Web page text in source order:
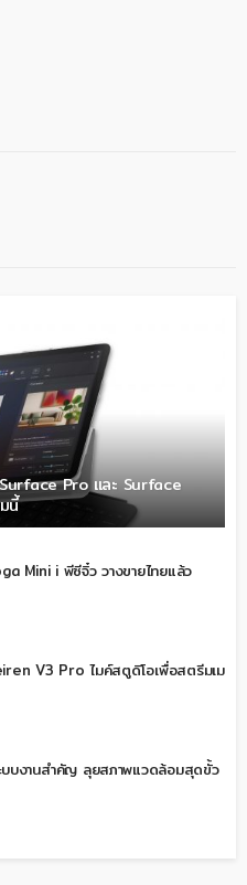
Pro และ Surface
นี้
Mini i พีซีจิ๋ว วางขายไทยแล้ว
V3 Pro ไมค์สตูดิโอเพื่อสตรีมเม
บบงานสำคัญ ลุยสภาพแวดล้อมสุดขั้ว